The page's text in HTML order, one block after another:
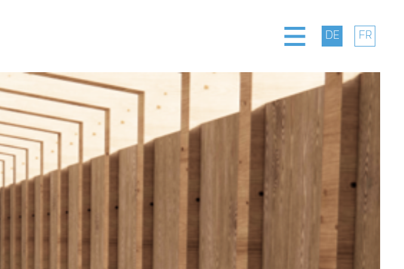
Büro
Haltung
Projekte
Kontakt